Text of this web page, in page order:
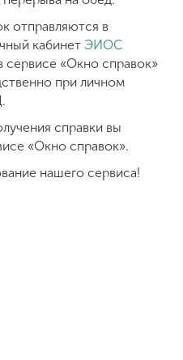
отправляются в
кабинет ЭИОС
сервисе «Окно справок»
при личном
справки вы
«Окно справок».
нашего сервиса!